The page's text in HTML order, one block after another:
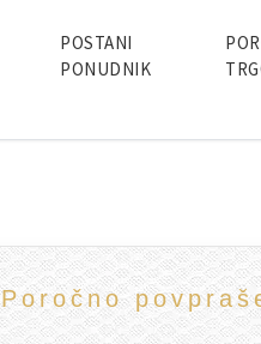
POSTANI
PONUDNIK
Poročno